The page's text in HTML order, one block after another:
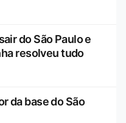
do São Paulo e
resolveu tudo
da base do São